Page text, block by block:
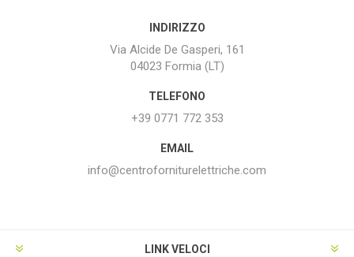
INDIRIZZO
Via Alcide De Gasperi, 161
04023 Formia (LT)
TELEFONO
+39 0771 772 353
EMAIL
info@centroforniturelettriche.com
LINK VELOCI